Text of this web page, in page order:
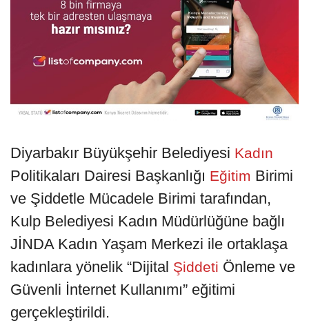
Diyarbakır Büyükşehir Belediyesi Kadın
Politikaları Dairesi Başkanlığı Eğitim Birimi
ve Şiddetle Mücadele Birimi tarafından,
Kulp Belediyesi Kadın Müdürlüğüne bağlı
JİNDA Kadın Yaşam Merkezi ile ortaklaşa
kadınlara yönelik “Dijital Şiddeti Önleme ve
Güvenli İnternet Kullanımı” eğitimi
gerçekleştirildi.